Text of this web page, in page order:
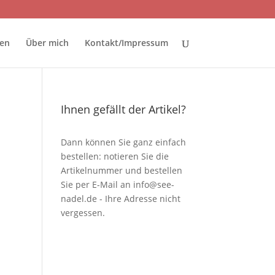
Über mich Kontakt/Impressum
Ihnen gefällt der Artikel?
Dann können Sie ganz einfach
bestellen: notieren Sie die
Artikelnummer und bestellen
Sie per E-Mail an info@see-
nadel.de - Ihre Adresse nicht
vergessen.